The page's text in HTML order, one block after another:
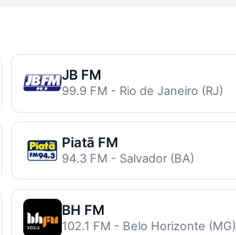
JB FM
99.9 FM - Rio de Janeiro (RJ)
Piatã FM
94.3 FM - Salvador (BA)
BH FM
102.1 FM - Belo Horizonte (MG)